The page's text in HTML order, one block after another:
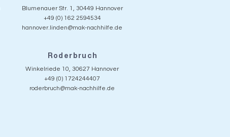
Blumenauer Str. 1, 30449 Hannover
+49 (0) 162 2594534
hannover.linden@mak-nachhilfe.de
Roderbruch
Winkelriede 10, 30627 Hannover
+49 (0) 1724244407
roderbruch@mak-nachhilfe.de